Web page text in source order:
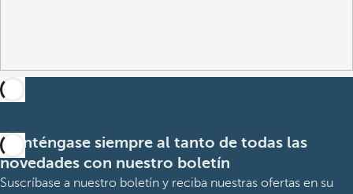
Manténgase siempre al tanto de todas las
novedades con nuestro boletín
Suscríbase a nuestro boletín y reciba nuestras ofertas en su